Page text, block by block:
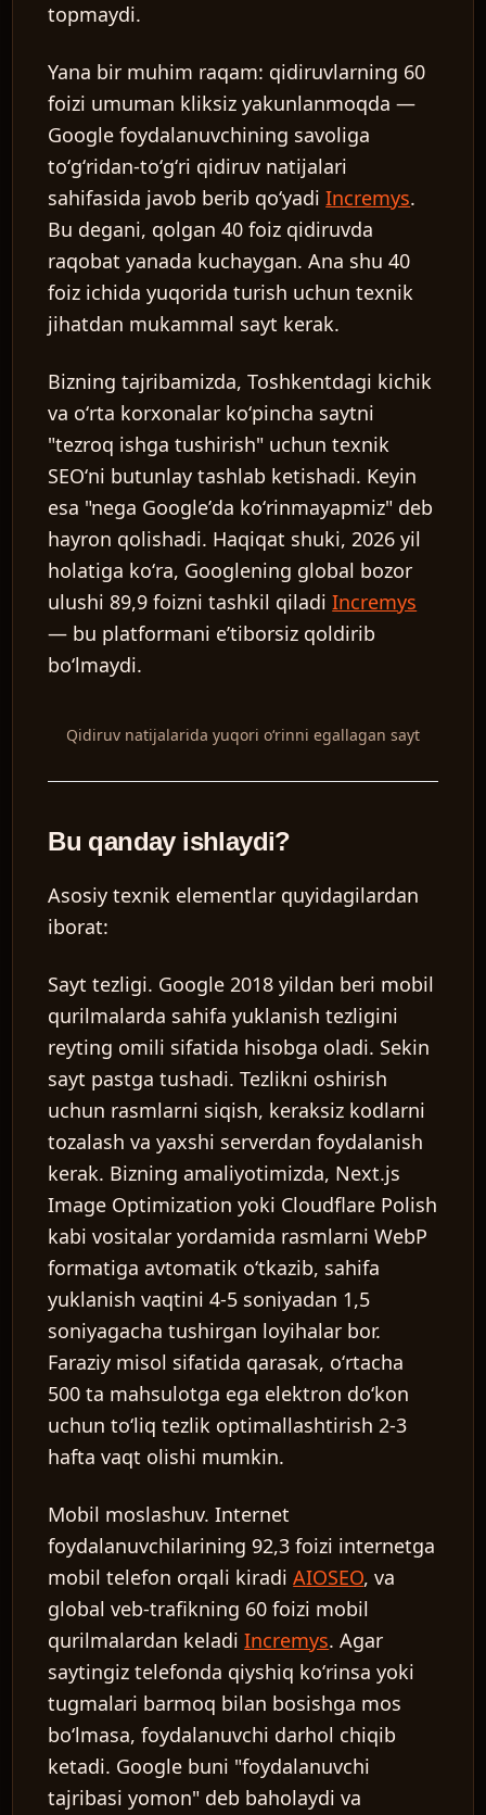
topmaydi.
Yana bir muhim raqam: qidiruvlarning 60
foizi umuman kliksiz yakunlanmoqda —
Google foydalanuvchining savoliga
toʻgʻridan-toʻgʻri qidiruv natijalari
sahifasida javob berib qoʻyadiIncremys.
Bu degani, qolgan 40 foiz qidiruvda
raqobat yanada kuchaygan. Ana shu 40
foiz ichida yuqorida turish uchun texnik
jihatdan mukammal sayt kerak.
Bizning tajribamizda, Toshkentdagi kichik
va oʻrta korxonalar koʻpincha saytni
"tezroq ishga tushirish" uchun texnik
SEOʻni butunlay tashlab ketishadi. Keyin
esa "nega Googleʼda koʻrinmayapmiz" deb
hayron qolishadi. Haqiqat shuki, 2026 yil
holatiga koʻra, Googlening global bozor
ulushi 89,9 foizni tashkil qiladiIncremys
— bu platformani eʼtiborsiz qoldirib
boʻlmaydi.
Qidiruv natijalarida yuqori oʻrinni egallagan sayt
Bu qanday ishlaydi?
Asosiy texnik elementlar quyidagilardan
iborat:
Sayt tezligi. Google 2018 yildan beri mobil
qurilmalarda sahifa yuklanish tezligini
reyting omili sifatida hisobga oladi. Sekin
sayt pastga tushadi. Tezlikni oshirish
uchun rasmlarni siqish, keraksiz kodlarni
tozalash va yaxshi serverdan foydalanish
kerak. Bizning amaliyotimizda, Next.js
Image Optimization yoki Cloudflare Polish
kabi vositalar yordamida rasmlarni WebP
formatiga avtomatik oʻtkazib, sahifa
yuklanish vaqtini 4-5 soniyadan 1,5
soniyagacha tushirgan loyihalar bor.
Faraziy misol sifatida qarasak, oʻrtacha
500 ta mahsulotga ega elektron doʻkon
uchun toʻliq tezlik optimallashtirish 2-3
hafta vaqt olishi mumkin.
Mobil moslashuv. Internet
foydalanuvchilarining 92,3 foizi internetga
mobil telefon orqali kiradiAIOSEO, va
global veb-trafikning 60 foizi mobil
qurilmalardan keladiIncremys. Agar
saytingiz telefonda qiyshiq koʻrinsa yoki
tugmalari barmoq bilan bosishga mos
boʻlmasa, foydalanuvchi darhol chiqib
ketadi. Google buni "foydalanuvchi
tajribasi yomon" deb baholaydi va